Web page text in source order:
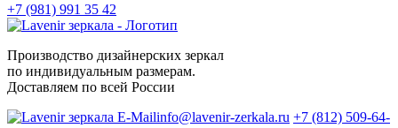
+7 (981) 991 35 42
Производство дизайнерских зеркал
по индивидуальным размерам.
Доставляем по всей России
info@lavenir-zerkala.ru +7 (812) 509-64-